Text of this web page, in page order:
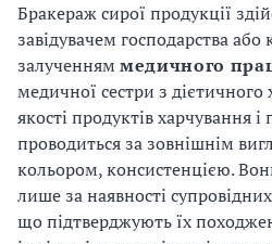
Бракераж сирої продукції
завідувачем господарства або
залученням медичного
медичної сестри з
якості продуктів харчування
проводиться за зовнішнім
кольором, консистенцією.
лише за наявності
що підтверджують їх